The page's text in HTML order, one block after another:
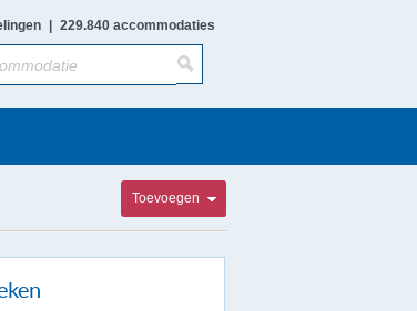
229.840 accommodaties
Toevoegen